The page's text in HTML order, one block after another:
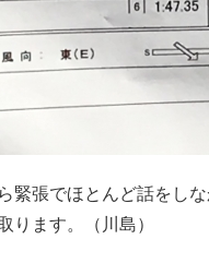
緊張でほとんど話をし
ります。（川島）